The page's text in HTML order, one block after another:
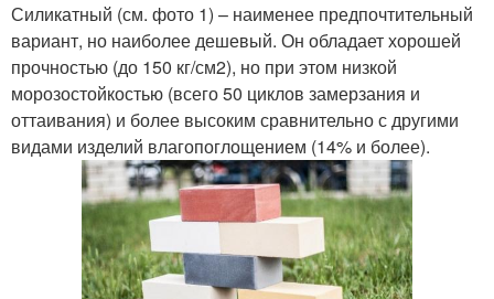
Силикатный (см. фото 1) – наименее предпочтительный
вариант, но наиболее дешевый. Он обладает хорошей
прочностью (до 150 кг/см2), но при этом низкой
морозостойкостью (всего 50 циклов замерзания и
оттаивания) и более высоким сравнительно с другими
видами изделий влагопоглощением (14% и более).